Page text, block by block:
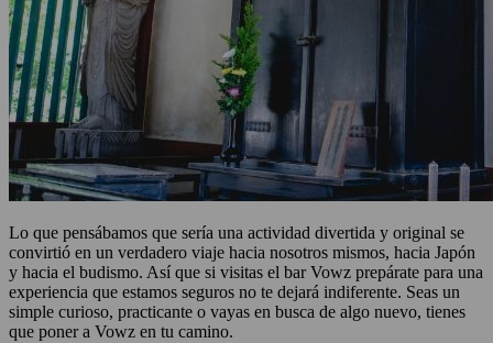
Lo que pensábamos que sería una actividad divertida y original se
convirtió en un verdadero viaje hacia nosotros mismos, hacia Japón
y hacia el budismo. Así que si visitas el bar Vowz prepárate para una
experiencia que estamos seguros no te dejará indiferente. Seas un
simple curioso, practicante o vayas en busca de algo nuevo, tienes
que poner a Vowz en tu camino.